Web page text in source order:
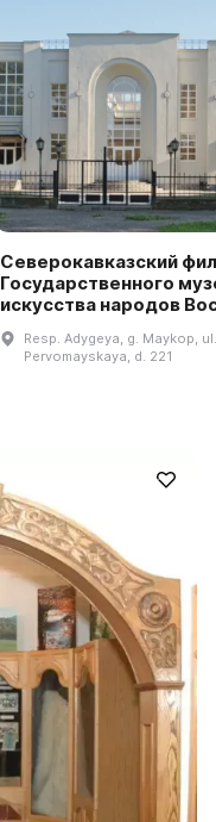
Северокавказский
Государственного
искусства народов
Resp. Adygeya, g. Maykop, ul.
Pervomayskaya, d. 221